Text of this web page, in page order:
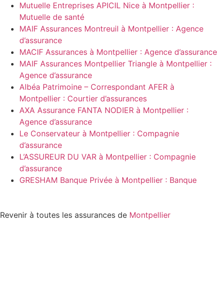
Mutuelle Entreprises APICIL Nice à Montpellier :
Mutuelle de santé
MAIF Assurances Montreuil à Montpellier : Agence
d’assurance
MACIF Assurances à Montpellier : Agence d’assurance
MAIF Assurances Montpellier Triangle à Montpellier :
Agence d’assurance
Albéa Patrimoine – Correspondant AFER à
Montpellier : Courtier d’assurances
AXA Assurance FANTA NODIER à Montpellier :
Agence d’assurance
Le Conservateur à Montpellier : Compagnie
d’assurance
L’ASSUREUR DU VAR à Montpellier : Compagnie
d’assurance
GRESHAM Banque Privée à Montpellier : Banque
Revenir à toutes les assurances de Montpellier